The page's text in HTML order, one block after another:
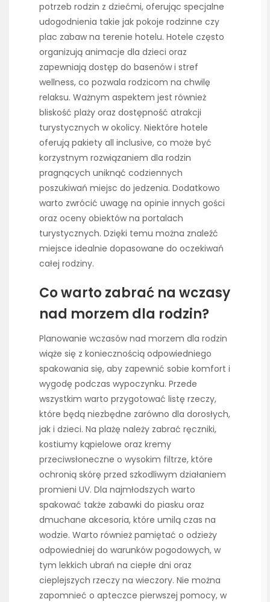
potrzeb rodzin z dziećmi, oferując specjalne
udogodnienia takie jak pokoje rodzinne czy
plac zabaw na terenie hotelu. Hotele często
organizują animacje dla dzieci oraz
zapewniają dostęp do basenów i stref
wellness, co pozwala rodzicom na chwilę
relaksu. Ważnym aspektem jest również
bliskość plaży oraz dostępność atrakcji
turystycznych w okolicy. Niektóre hotele
oferują pakiety all inclusive, co może być
korzystnym rozwiązaniem dla rodzin
pragnących uniknąć codziennych
poszukiwań miejsc do jedzenia. Dodatkowo
warto zwrócić uwagę na opinie innych gości
oraz oceny obiektów na portalach
turystycznych. Dzięki temu można znaleźć
miejsce idealnie dopasowane do oczekiwań
całej rodziny.
Co warto zabrać na wczasy
nad morzem dla rodzin?
Planowanie wczasów nad morzem dla rodzin
wiąże się z koniecznością odpowiedniego
spakowania się, aby zapewnić sobie komfort i
wygodę podczas wypoczynku. Przede
wszystkim warto przygotować listę rzeczy,
które będą niezbędne zarówno dla dorosłych,
jak i dzieci. Na plażę należy zabrać ręczniki,
kostiumy kąpielowe oraz kremy
przeciwsłoneczne o wysokim filtrze, które
ochronią skórę przed szkodliwym działaniem
promieni UV. Dla najmłodszych warto
spakować także zabawki do piasku oraz
dmuchane akcesoria, które umilą czas na
wodzie. Warto również pamiętać o odzieży
odpowiedniej do warunków pogodowych, w
tym lekkich ubrań na ciepłe dni oraz
cieplejszych rzeczy na wieczory. Nie można
zapomnieć o apteczce pierwszej pomocy, w